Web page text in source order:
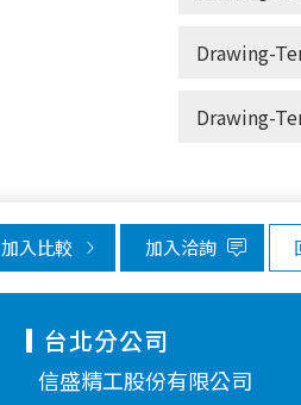
Drawing-
Drawing-
加入比較 加入洽詢
台北分公司
信盛精工股份有限公司